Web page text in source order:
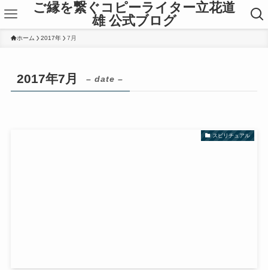
ご縁を繋ぐコピーライター立花道
雄 公式ブログ
ホーム 2017年 7月
2017年7月 – date –
スピリチュアル